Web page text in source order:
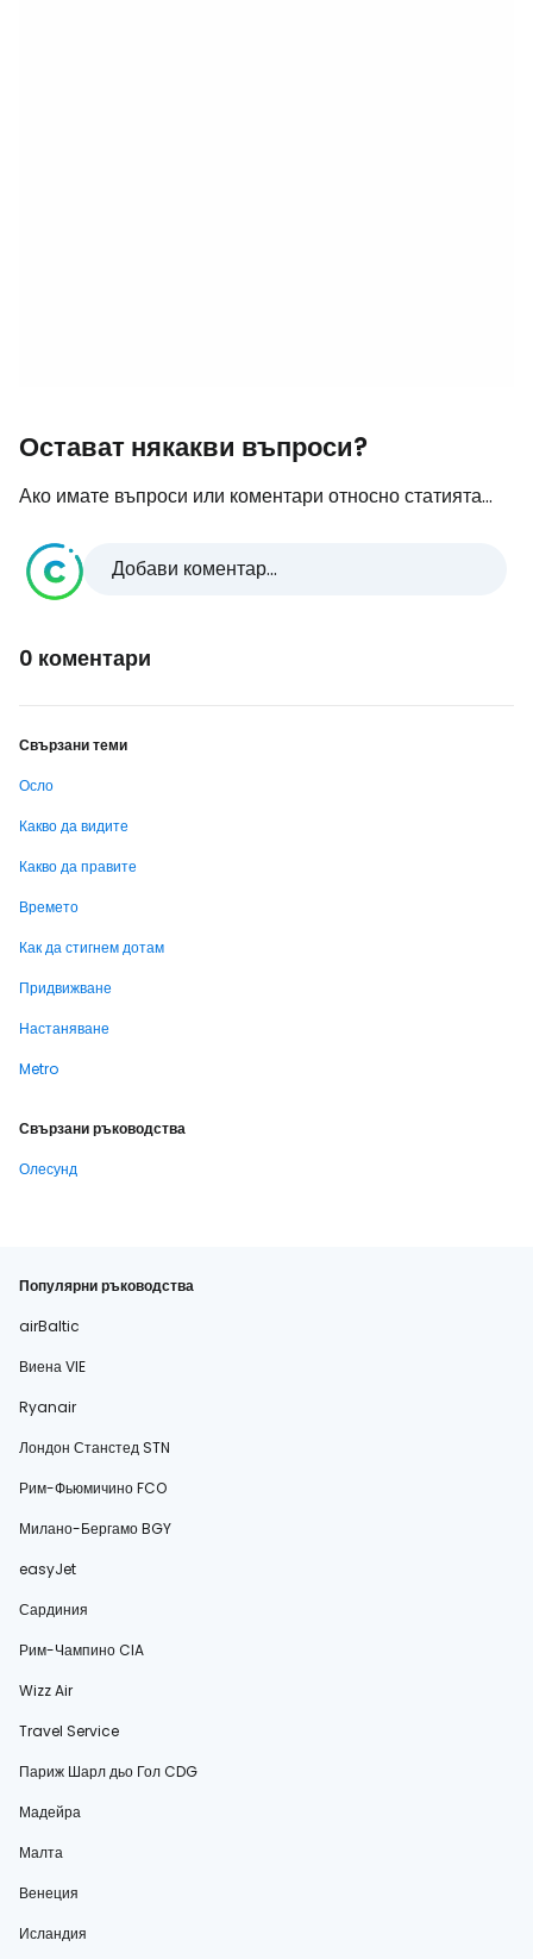
Остават някакви въпроси?
Ако имате въпроси или коментари относно статията...
Добави коментар...
0 коментари
Свързани теми
Осло
Какво да видите
Какво да правите
Времето
Как да стигнем дотам
Придвижване
Настаняване
Metro
Свързани ръководства
Олесунд
Популярни ръководства
airBaltic
Виена VIE
Ryanair
Лондон Станстед STN
Рим-Фьюмичино FCO
Милано-Бергамо BGY
easyJet
Сардиния
Рим-Чампино CIA
Wizz Air
Travel Service
Париж Шарл дьо Гол CDG
Мадейра
Малта
Венеция
Исландия